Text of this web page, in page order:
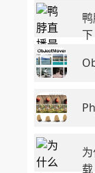
下
载